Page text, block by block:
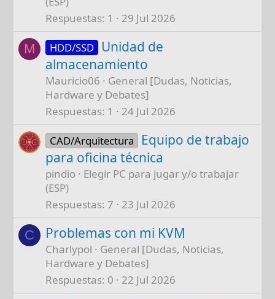
Respuestas 1 29 Jul 2026
M HDD/SSD Unidad de
almacenamiento
Mauricio06
General [Dudas, Noticias,
Hardware y Debates]
Respuestas 1 24 Jul 2026
CAD/Arquitectura
Equipo de trabajo
para oficina técnica
pindio
Elegir PC para jugar y/o trabajar
(ESP)
Respuestas 7 23 Jul 2026
C Problemas con mi KVM
Charlypol
General [Dudas, Noticias,
Hardware y Debates]
Respuestas 0 22 Jul 2026